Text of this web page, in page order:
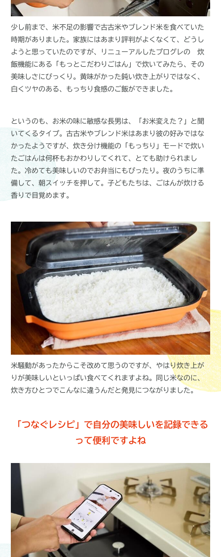
少し前まで、米不足の影響で古古米やブレンド米を食べていた
時期がありました。家族にはあまり評判がよくなくて、どうし
ようと思っていたのですが、リニューアルしたプログレの 炊
飯機能にある「もっとこだわりごはん」で炊いてみたら、その
美味しさにびっくり。黄味がかった鈍い炊き上がりではなく、
白くツヤのある、もっちり食感のご飯ができました。
というのも、お米の味に敏感な長男は、「お米変えた？」と聞
いてくるタイプ。古古米やブレンド米はあまり彼の好みではな
かったようですが、炊き分け機能の「もっちり」モードで炊い
たごはんは何杯もおかわりしてくれて、とても助けられまし
た。冷めても美味しいのでお弁当にもぴったり。夜のうちに準
備して、朝スイッチを押して。子どもたちは、ごはんが炊ける
香りで目覚めます。
米騒動があったからこそ改めて思うのですが、やはり炊き上が
りが美味しいといっぱい食べてくれますよね。同じ米なのに、
炊き方ひとつでこんなに違うんだと発見につながりました。
「つなぐレシピ」で自分の美味しいを記録できる
って便利ですよね